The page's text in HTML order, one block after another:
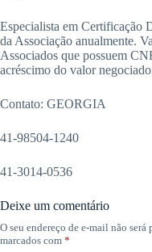
Especialista em Certificação
da Associação anualmente.
Associados que possuem
acréscimo do valor
Contato: GEORGIA
41-98504-1240
41-3014-0536
Deixe um comentário
O seu endereço de e-mail não
marcados com *